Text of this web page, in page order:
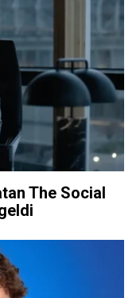
The Social